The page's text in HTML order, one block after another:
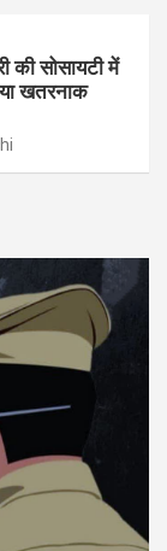
की सोसायटी में
खतरनाक